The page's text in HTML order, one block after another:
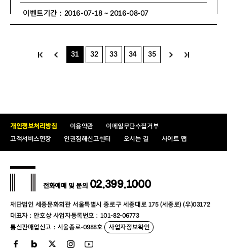
이벤트기간 : 2016-07-18 ~ 2016-08-07
31 32 33 34 35
개인정보처리방침 이용약관
이메일무단수집거부
고객서비스헌장
인권침해신고센터 오시는 길 사이트 맵
재단법인 세종문화회관 서울특별시 종로구 세종대로 175 (세종로) (우)03172
대표자 : 안호상 사업자등록번호 : 101-82-06773
통신판매업신고 : 서울종로-0988호 사업자정보확인
전화예매 및 문의 02.399.1000